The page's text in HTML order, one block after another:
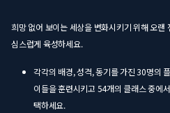
희망 없어 보이는 세상을 변화시키기 위해 오
심스럽게 육성하세요.
각각의 배경, 성격, 동기를 가진 30명의
이들을 훈련시키고 54개의 클래스 중에
택하세요.